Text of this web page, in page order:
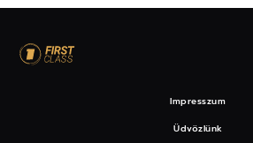
Impresszum
Üdvözlünk